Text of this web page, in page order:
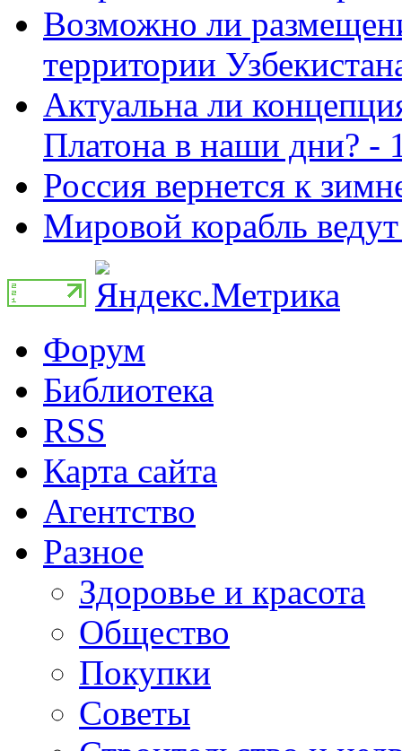
Возможно ли
территории
Актуальна ли
Платона в наши дни? -
Россия вернется к
Мировой корабль
Форум
Библиотека
RSS
Карта сайта
Агентство
Разное
Здоровье и красота
Общество
Покупки
Советы